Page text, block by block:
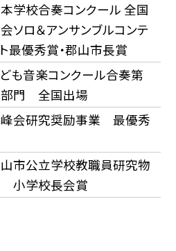
学校合奏コンクール 全国
ソロ＆アンサンブルコンテ
最優秀賞・郡山市長賞
も音楽コンクール合奏第
門 全国出場
会研究奨励事業 最優秀
市公立学校教職員研究物
小学校長会賞